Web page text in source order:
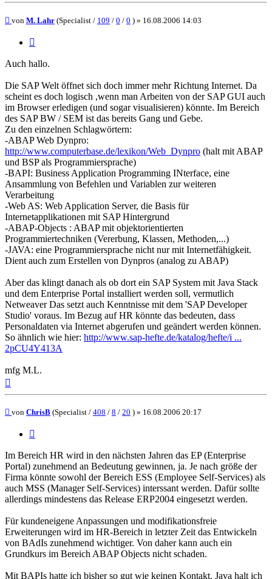
Beitrag
von M. Lahr (Specialist / 109 / 0 / 0 ) » 16.08.2006 14:03
Auch hallo.
Die SAP Welt öffnet sich doch immer mehr Richtung Internet. Da
scheint es doch logisch ,wenn man Arbeiten von der SAP GUI auch
im Browser erledigen (und sogar visualisieren) könnte. Im Bereich
des SAP BW / SEM ist das bereits Gang und Gebe.
Zu den einzelnen Schlagwörtern:
-ABAP Web Dynpro:
http://www.computerbase.de/lexikon/Web_Dynpro (halt mit ABAP
und BSP als Programmiersprache)
-BAPI: Business Application Programming INterface, eine
Ansammlung von Befehlen und Variablen zur weiteren
Verarbeitung
-Web AS: Web Application Server, die Basis für
Internetapplikationen mit SAP Hintergrund
-ABAP-Objects : ABAP mit objektorientierten
Programmiertechniken (Vererbung, Klassen, Methoden,...)
-JAVA: eine Programmiersprache nicht nur mit Internetfähigkeit.
Dient auch zum Erstellen von Dynpros (analog zu ABAP)
Aber das klingt danach als ob dort ein SAP System mit Java Stack
und dem Enterprise Portal installiert werden soll, vermutlich
Netweaver Das setzt auch Kenntnisse mit dem 'SAP Developer
Studio' voraus. Im Bezug auf HR könnte das bedeuten, dass
Personaldaten via Internet abgerufen und geändert werden können.
So ähnlich wie hier: http://www.sap-hefte.de/katalog/hefte/i ...
2pCU4Y413A
mfg M.L.
Beitrag
von ChrisB (Specialist / 408 / 8 / 20 ) » 16.08.2006 20:17
Im Bereich HR wird in den nächsten Jahren das EP (Enterprise
Portal) zunehmend an Bedeutung gewinnen, ja. Je nach größe der
Firma könnte sowohl der Bereich ESS (Employee Self-Services) als
auch MSS (Manager Self-Services) interssant werden. Dafür sollte
allerdings mindestens das Release ERP2004 eingesetzt werden.
Für kundeneigene Anpassungen und modifikationsfreie
Erweiterungen wird im HR-Bereich in letzter Zeit das Entwickeln
von BAdIs zunehmend wichtiger. Von daher kann auch ein
Grundkurs im Bereich ABAP Objects nicht schaden.
Mit BAPIs hatte ich bisher so gut wie keinen Kontakt. Java halt ich